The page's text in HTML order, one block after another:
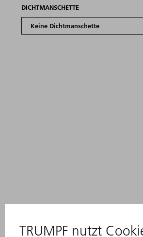
DICHTMANSCHETTE